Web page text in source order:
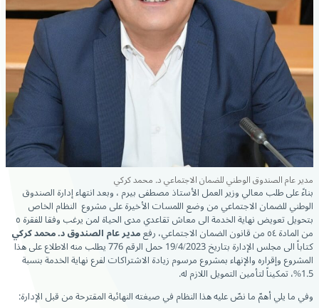
مدير عام الصندوق الوطني للضمان الاجتماعي د. محمد كركي
بناءً على طلب معالي وزير العمل الأستاذ مصطفى بيرم ، وبعد انتهاء إدارة الصندوق
الوطني للضمان الاجتماعي من وضع اللمسات الأخيرة على مشروع النظام الخاص
بتحويل تعويض نهاية الخدمة الى معاش تقاعدي مدى الحياة لمن يرغب وفقا للفقرة ٥
من المادة ٥٤ من قانون الضمان الاجتماعي، رفع مدير عامالصندوق د. محمد كركي
كتاباً الى مجلس الإدارة بتاريخ 19/4/2023 حمل الرقم 776 يطلب منه الاطلاع على هذا
المشروع وإقراره والإنهاء بمشروع مرسوم زيادة الاشتراكات لفرع نهاية الخدمة بنسبة
1.5%، تمكيناً لتأمين التمويل اللازم له.
وفي ما يلي أهمّ ما نصّ عليه هذا النظام في صيغته النهائية المقترحة من قبل الإدارة: